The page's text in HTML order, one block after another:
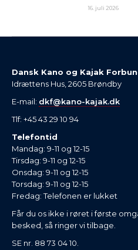
16. juli 2026
Dansk Kano og Kajak
Idrættens Hus, 2605 Brøndby
E-mail: dkf@kano-kajak.dk
Tlf: +45 43 29 10 94
Telefontid
Mandag: 9-11 og 12-15
Tirsdag: 9-11 og 12-15
Onsdag: 9-11 og 12-15
Torsdag: 9-11 og 12-15
Fredag: Telefonen er lukket
Får du os ikke i røret i første
besked, så ringer vi tilbage.
SE nr. 88 73 04 10.